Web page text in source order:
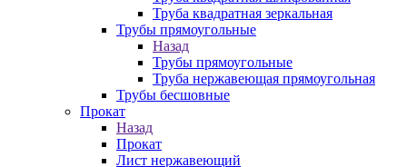
Труба квадратная зеркальная
Трубы прямоугольные
Назад
Трубы прямоугольные
Труба нержавеющая прямоугольная
Трубы бесшовные
Прокат
Назад
Прокат
Лист нержавеющий